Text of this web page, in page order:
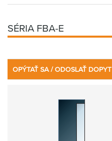
Kariéra
O firme
Kontakty
Prihlásenie
SÉRIA FBA-E
OPÝTAŤ SA / ODOSLAŤ DOPYT